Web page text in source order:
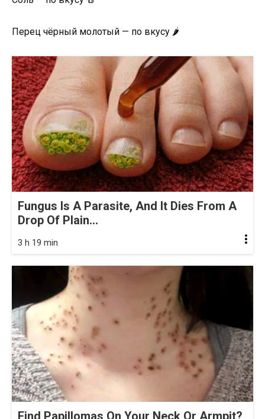
Перец чёрный молотый — по вкусу 🌶️
Fungus Is A Parasite, And It Dies From A
Drop Of Plain...
3 h 19 min
Find Papillomas On Your Neck Or Armpit?